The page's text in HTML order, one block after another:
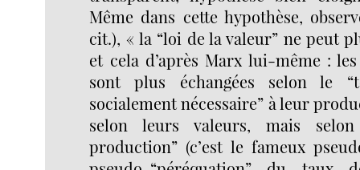
Même dans cette hypothèse,
cit.), « la “loi de la valeur” ne peut
et cela d’après Marx lui-même :
sont plus échangées selon le
socialement nécessaire” à leur
selon leurs valeurs, mais
production” (c’est le fameux